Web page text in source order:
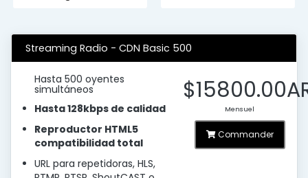
Contactez-nous
Streaming Radio - CDN Basic 500
Hasta 500 oyentes
simultáneos
Hasta 128kbps de calidad
Reproductor HTML5
compatibilidad total
URL para repetidoras, HLS,
Mensuel
Commander